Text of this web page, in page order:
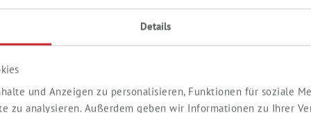
Details
und Anzeigen zu personalisieren, Funktionen für soziale
zu analysieren. Außerdem geben wir Informationen zu Ihrer
in Kanister mit DIN61-Gewinde oder in Fässer
mit Entnahmesystem